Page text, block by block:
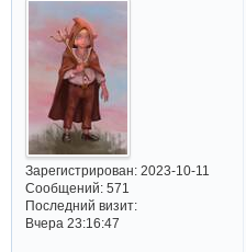
Зарегистрирован: 2023-10-11
Сообщений:571
Последний визит:
Вчера 23:16:47